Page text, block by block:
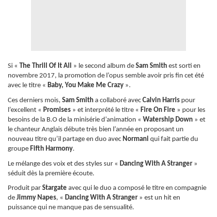
Si « The Thrill Of It All » le second album de Sam Smith est sorti en
novembre 2017, la promotion de l’opus semble avoir pris fin cet été
avec le titre « Baby, You Make Me Crazy ».
Ces derniers mois, Sam Smith a collaboré avec Calvin Harris pour
l’excellent « Promises » et interprété le titre « Fire On Fire » pour les
besoins de la B.O de la minisérie d’animation « Watership Down » et
le chanteur Anglais débute très bien l’année en proposant un
nouveau titre qu’il partage en duo avec Normani qui fait partie du
groupe Fifth Harmony.
Le mélange des voix et des styles sur « Dancing With A Stranger »
séduit dès la première écoute.
Produit par Stargate avec qui le duo a composé le titre en compagnie
de Jimmy Napes, « Dancing With A Stranger » est un hit en
puissance qui ne manque pas de sensualité.